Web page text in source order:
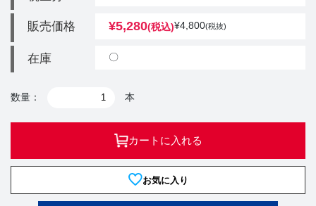
販売価格 ¥5,280(税込)¥4,800(税抜)
在庫 〇
数量： 本
カートに入れる
お気に入り